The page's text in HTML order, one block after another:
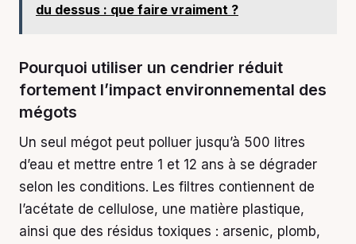
du dessus : que faire vraiment ?
Pourquoi utiliser un cendrier réduit
fortement l’impact environnemental des
mégots
Un seul mégot peut polluer jusqu’à 500 litres
d’eau et mettre entre 1 et 12 ans à se dégrader
selon les conditions. Les filtres contiennent de
l’acétate de cellulose, une matière plastique,
ainsi que des résidus toxiques : arsenic, plomb,